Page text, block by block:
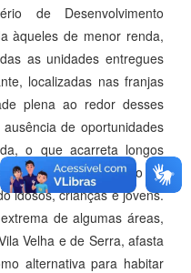
de Desenvolvimento
àqueles de menor renda,
as unidades entregues
localizadas nas franjas
plena ao redor desses
de oportunidades
o que acarreta longos
trabalho, isolamento de
idosos, crianças e jovens.
de algumas áreas,
Velha e de Serra, afasta
alternativa para habitar